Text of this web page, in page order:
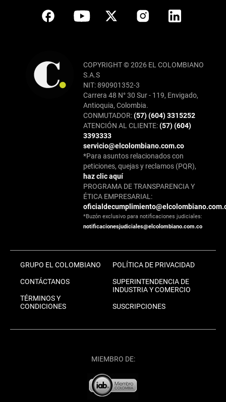
COPYRIGHT © 2026 EL COLOMBIANO
S.A.S
NIT: 890901352-3
Carrera 48 N° 30 Sur - 119, Envigado,
Antioquia, Colombia.
CONMUTADOR:(57) (604) 3315252
ATENCIÓN AL CLIENTE:(57) (604)
3393333
servicio@elcolombiano.com.co
*Para asuntos relacionados con
peticiones, quejas y reclamos (PQR),
haz clic aquí
PROGRAMA DE TRANSPARENCIA Y
ÉTICA EMPRESARIAL:
*Buzón exclusivo para notificaciones judiciales:
notificacionesjudiciales@elcolombiano.com.co
GRUPO EL COLOMBIANO
CONTÁCTANOS
TÉRMINOS Y
CONDICIONES
POLÍTICA DE PRIVACIDAD
SUPERINTENDENCIA DE
INDUSTRIA Y COMERCIO
SUSCRIPCIONES
MIEMBRO DE: